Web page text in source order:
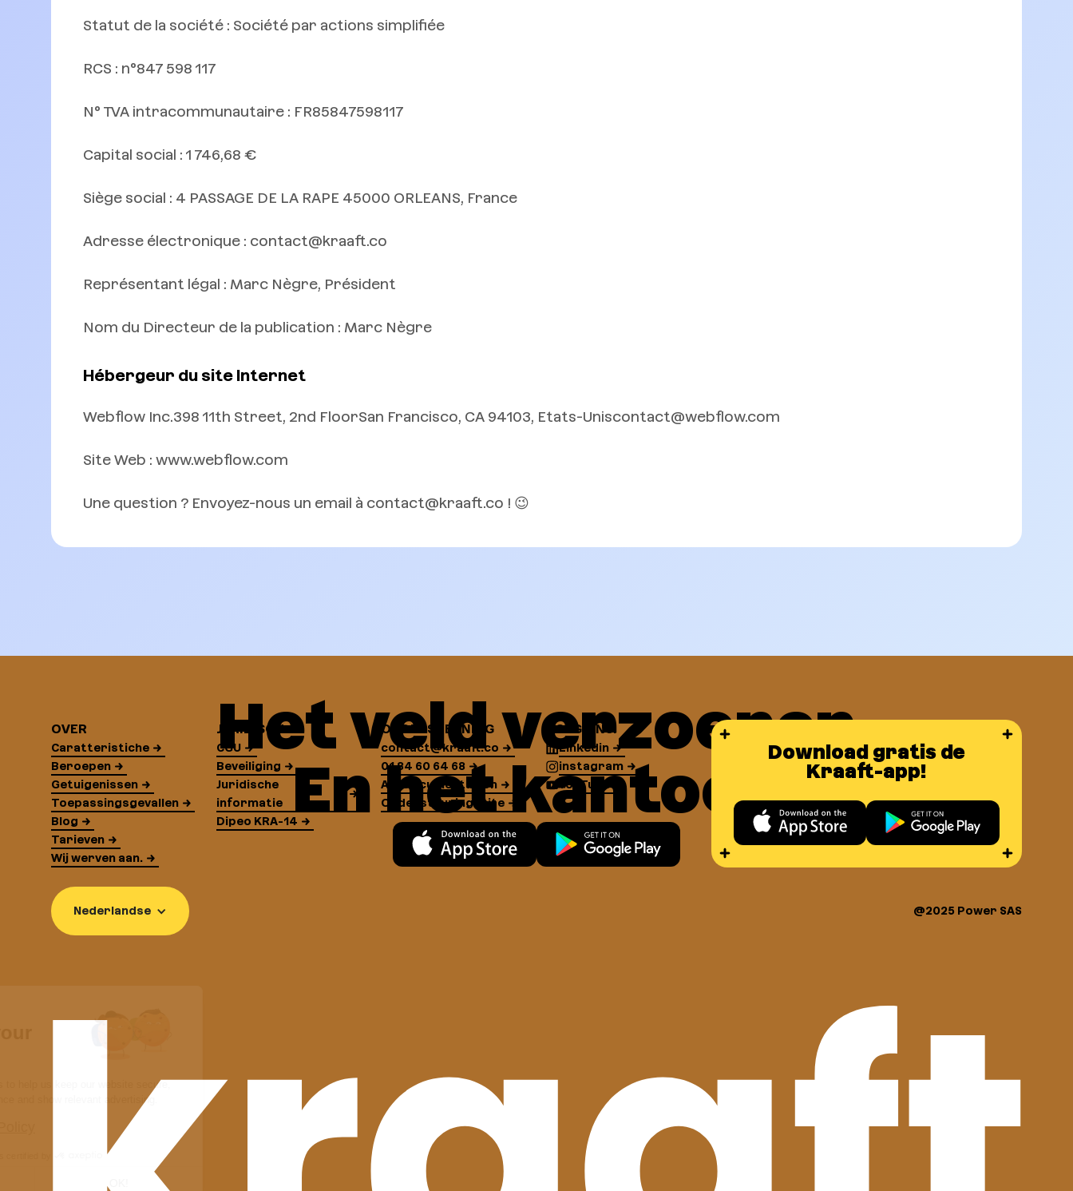
Statut de la société : Société par actions simplifiée
RCS : n°847 598 117
N° TVA intracommunautaire : FR85847598117
Capital social : 1 746,68 €
Siège social : 4 PASSAGE DE LA RAPE 45000 ORLEANS, France
Adresse électronique : contact@kraaft.co
Représentant légal : Marc Nègre, Président
Nom du Directeur de la publication : Marc Nègre
Hébergeur du site Internet
Webflow Inc.398 11th Street, 2nd FloorSan Francisco, CA 94103, Etats-Uniscontact@webflow.com
Site Web : www.webflow.com
Une question ? Envoyez-nous un email à contact@kraaft.co ! 😉
Het veld verzoenen
En het kantoor
OVER
Caratteristiche
Beroepen
Getuigenissen
Toepassingsgevallen
Blog
Tarieven
Wij werven aan.
JURIDISCH
CGU
Beveiliging
Juridische
informatie
Dipeo KRA-14
ONDERSTEUNING
contact@kraaft.co
01 84 60 64 68
API Documentation
Ondersteuningssite
VOLG ONS!
Linkedin
instagram
YouTube
Download gratis de
Kraaft-app!
Nederlandse @2025 Power SAS
At Kraaft, we use cookies to help us keep our website secure,
give you a better experience and show relevant advertising.
Read the Privacy Policy
Consents certified by